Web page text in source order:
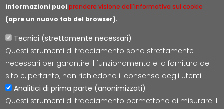
informazioni puoiprendere visione dell'informativa sui cookie
(apre un nuovo tab del browser).
Tecnici (strettamente necessari)
Questi strumenti di tracciamento sono strettamente
necessari per garantire il funzionamento e la fornitura del
sito e, pertanto, non richiedono il consenso degli utenti.
Analitici di prima parte (anonimizzati)
Questi strumenti di tracciamento permettono di misurare il
Lepida S.c.p.A.
Via della Liberazione 15, 40128 Bologna
PEC:
segreteria@pec.lepida.it